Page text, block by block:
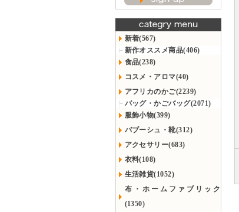
新着(567)
新作オススメ商品(406)
食品(238)
コスメ・アロマ(40)
アフリカのかご(2239)
バッグ・かごバッグ(2071)
服飾小物(399)
バブーシュ・靴(312)
アクセサリー(683)
衣料(108)
生活雑貨(1052)
布・ホームファブリック
(1350)